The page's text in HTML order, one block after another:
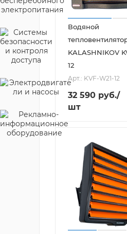
Водяной
KALASHNIKOV
12
Арт.: KVF-W21-12
32 590 руб./
шт